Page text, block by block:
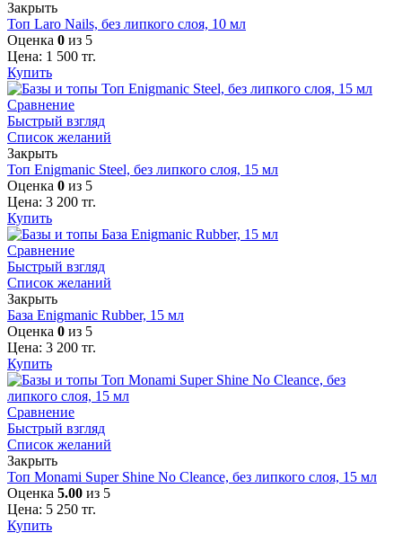
Закрыть
Топ Laro Nails, без липкого слоя, 10 мл
Оценка 0 из 5
Цена: 1 500 тг.
Купить
Сравнение
Быстрый взгляд
Список желаний
Закрыть
Топ Enigmanic Steel, без липкого слоя, 15 мл
Оценка 0 из 5
Цена: 3 200 тг.
Купить
Сравнение
Быстрый взгляд
Список желаний
Закрыть
База Enigmanic Rubber, 15 мл
Оценка 0 из 5
Цена: 3 200 тг.
Купить
Сравнение
Быстрый взгляд
Список желаний
Закрыть
Топ Monami Super Shine No Cleance, без липкого слоя, 15 мл
Оценка 5.00 из 5
Цена: 5 250 тг.
Купить